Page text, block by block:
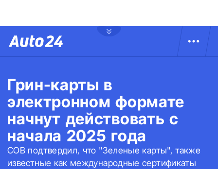
Грин-карты в
электронном формате
начнут действовать с
начала 2025 года
COB подтвердил, что "Зеленые карты", также
известные как международные сертификаты